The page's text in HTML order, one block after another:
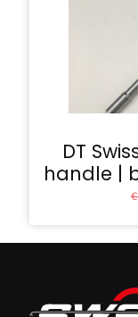
DT
handle |
€